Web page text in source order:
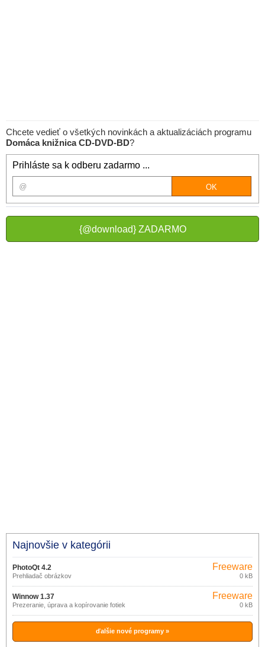
Chcete vedieť o všetkých novinkách a aktualizáciách programu
Domáca knižnica CD-DVD-BD?
Prihláste sa k odberu zadarmo ...
{@download} ZADARMO
Najnovšie v kategórii
PhotoQt 4.2
Prehliadač obrázkov
Freeware
0 kB
Winnow 1.37
Prezeranie, úprava a kopírovanie fotiek
Freeware
0 kB
ďalšie nové programy »